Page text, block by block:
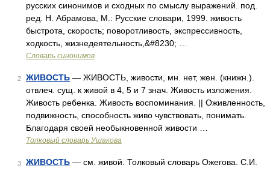
русских синонимов и сходных по смыслу выражений. под.
ред. Н. Абрамова, М.: Русские словари, 1999. живость
быстрота, скорость; поворотливость, экспрессивность,
ходкость, жизнедеятельность,&#8230; …
Словарь синонимов
2 ЖИВОСТЬ — ЖИВОСТЬ, живости, мн. нет, жен. (книжн.).
отвлеч. сущ. к живой в 4, 5 и 7 знач. Живость изложения.
Живость ребенка. Живость воспоминания. || Оживленность,
подвижность, способность живо чувствовать, понимать.
Благодаря своей необыкновенной живости …
Толковый словарь Ушакова
3 ЖИВОСТЬ — см. живой. Толковый словарь Ожегова. С.И.